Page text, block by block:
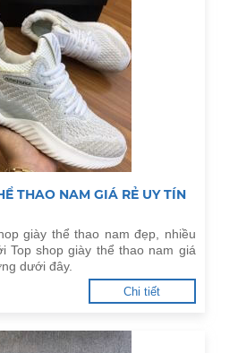
THAO NAM GIÁ RẺ UY TÍN
giày thể thao nam đẹp, nhiều
Top shop giày thể thao nam giá
dưới đây.
Chi tiết